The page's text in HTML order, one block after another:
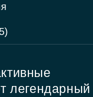
легендарный